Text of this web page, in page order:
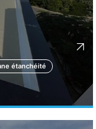
étanchéité